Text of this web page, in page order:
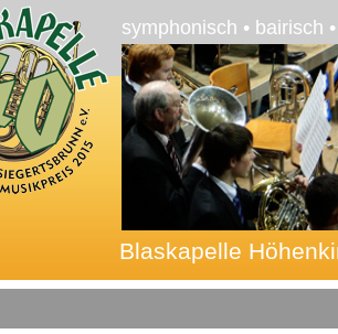
symphonisch • bairisch
Blaskapelle